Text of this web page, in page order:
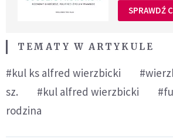
SPRAWDŹ
TEMATY W ARTYKULE
#kul ks alfred wierzbicki
sz.
#kul alfred wierzbicki
rodzina